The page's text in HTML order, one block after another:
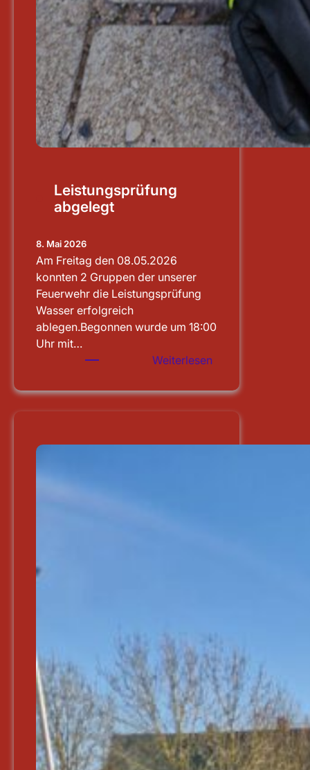
Leistungsprüfung
abgelegt
8. Mai 2026
Am Freitag den 08.05.2026
konnten 2 Gruppen der unserer
Feuerwehr die Leistungsprüfung
Wasser erfolgreich
ablegen.Begonnen wurde um 18:00
Uhr mit…
Weiterlesen
abgelegt